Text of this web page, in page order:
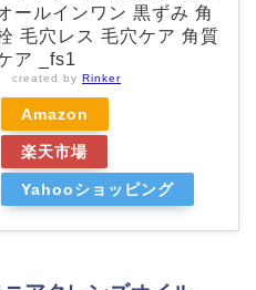
ールインワン 黒ずみ 角
毛穴レス 毛穴ケア 角質
ア _fs1
created by Rinker
Amazon
楽天市場
Yahooショッピング